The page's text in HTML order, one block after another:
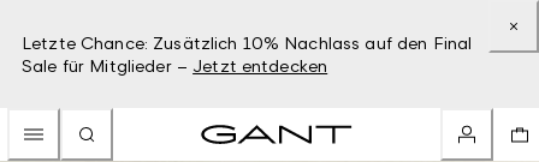
Letzte Chance: Zusätzlich 10% Nachlass auf den Final
Sale für Mitglieder – Jetzt entdecken